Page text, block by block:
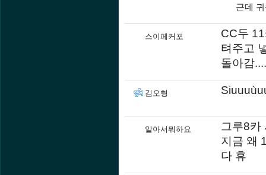
근데
스이페커포
CC두
텨주고
돌아감....
김오형
알아서뭐하요
그루8카
지금 왜
다 휴